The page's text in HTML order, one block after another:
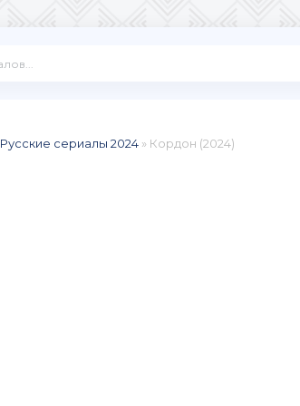
Русские сериалы 2024 » Кордон (2024)